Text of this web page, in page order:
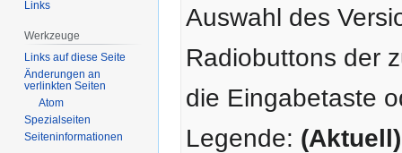
Auswahl des
Radiobuttons der
die Eingabetaste
Legende: (Aktuell)
Links
Werkzeuge
Links auf diese Seite
Änderungen an
verlinkten Seiten
Atom
Spezialseiten
Seiten­­informationen